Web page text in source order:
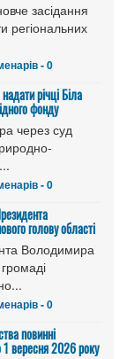
засідання
регіональних
- 0
річці Біла
фонду
через суд
- 0
голову області
Володимира
- 0
повинні
1 вересня 2026 року